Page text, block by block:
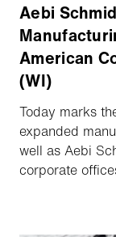
Aebi
American
(WI)
Today marks
expanded
well as Aebi
corporate